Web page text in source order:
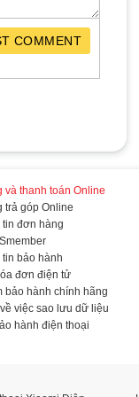
COMMENT
và thanh toán Online
trả góp Online
tin đơn hàng
tin bảo hành
đơn điện tử
bảo hành chính hãng
việc sao lưu dữ liệu
hành điện thoại